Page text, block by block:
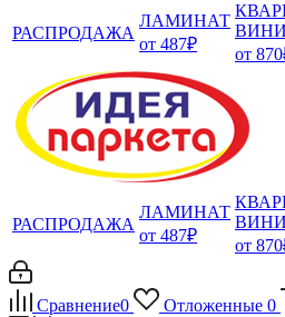
РАСПРОДАЖА
ЛАМИНАТ
от 487₽
от
РАСПРОДАЖА
ЛАМИНАТ
от 487₽
от
Сравнение0 Отложенные 0